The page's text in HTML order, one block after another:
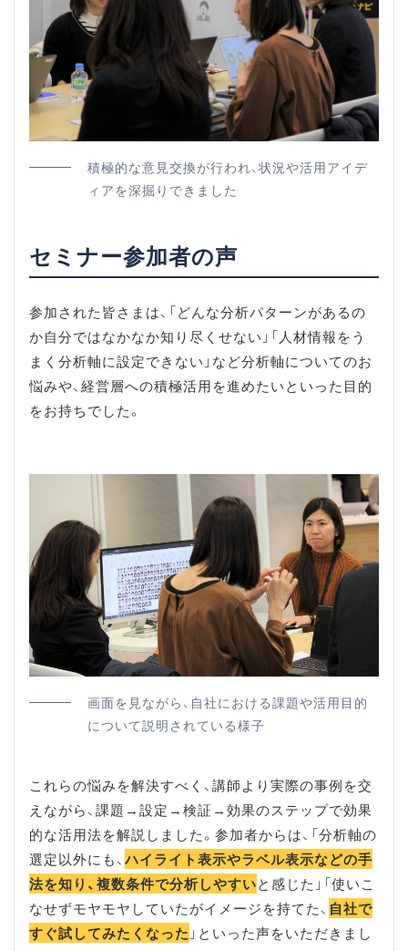
積極的な意見交換が行われ、状況や活用アイデ
ィアを深掘りできました
セミナー参加者の声
参加された皆さまは、「どんな分析パターンがあるの
か自分ではなかなか知り尽くせない」「人材情報をう
まく分析軸に設定できない」など分析軸についてのお
悩みや、経営層への積極活用を進めたいといった目的
をお持ちでした。
画面を見ながら、自社における課題や活用目的
について説明されている様子
これらの悩みを解決すべく、講師より実際の事例を交
えながら、課題→設定→検証→効果のステップで効果
的な活用法を解説しました。参加者からは、「分析軸の
選定以外にも、ハイライト表示やラベル表示などの手
法を知り、複数条件で分析しやすいと感じた」「使いこ
なせずモヤモヤしていたがイメージを持てた、 自社で
すぐ試してみたくなった 」といった声をいただきまし